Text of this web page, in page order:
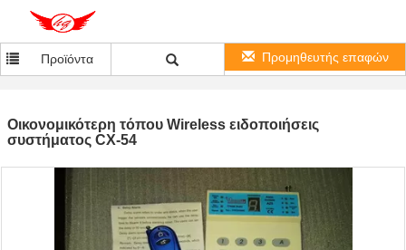
Προϊόντα Προμηθευτής επαφών
Οικονομικότερη τόπου Wireless ειδοποιήσεις
συστήματος CX-54